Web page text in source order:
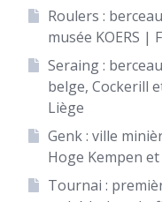
Roulers :
musée KOERS |
Seraing :
belge, Cockerill
Liège
Genk : ville
Hoge Kempen
Tournai :